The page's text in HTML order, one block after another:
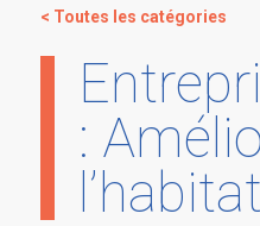
< Toutes les catégories
:
l’habitat